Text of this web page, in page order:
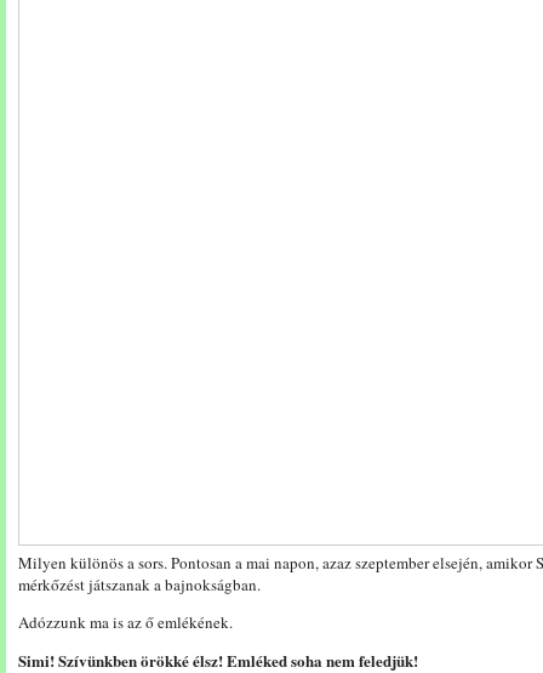
Milyen különös a sors. Pontosan a mai napon, azaz szeptember elsején, amikor
mérkőzést játszanak a bajnokságban.
Adózzunk ma is az ő emlékének.
Simi! Szívünkben örökké élsz! Emléked soha nem feledjük!